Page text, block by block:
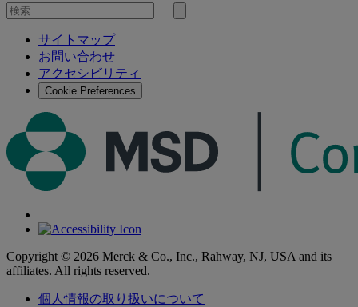
を
検
サイトマップ
お問い合わせ
アクセシビリティ
Cookie Preferences
Copyright © 2026 Merck & Co., Inc., Rahway, NJ, USA and its
affiliates. All rights reserved.
個人情報の取り扱いについて